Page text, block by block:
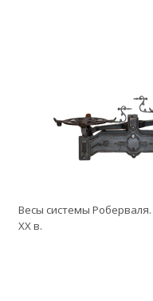
Весы системы
ХХ в.